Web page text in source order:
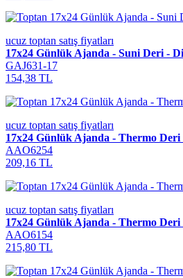
ucuz toptan satış fiyatları
17x24 Günlük Ajanda - Suni Deri -
GAJ631-17
154,38 TL
ucuz toptan satış fiyatları
17x24 Günlük Ajanda - Thermo
AAO6254
209,16 TL
ucuz toptan satış fiyatları
17x24 Günlük Ajanda - Thermo
AAO6154
215,80 TL